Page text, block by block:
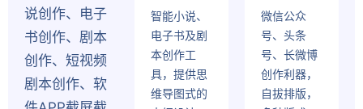
说创作、电子
书创作、剧本
创作、短视频
剧本创作、软
智能小说、
电子书及剧
本创作工
具，提供思
维导图式的
微信公众
号、头条
号、长微博
创作利器，
自拔排版，